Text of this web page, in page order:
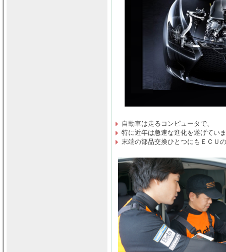
自動車は走るコンピュータで、
特に近年は急速な進化を遂げてい
末端の部品交換ひとつにもＥＣＵ